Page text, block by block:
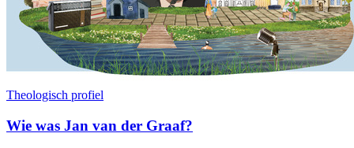
Theologisch profiel
Wie was Jan van der Graaf?